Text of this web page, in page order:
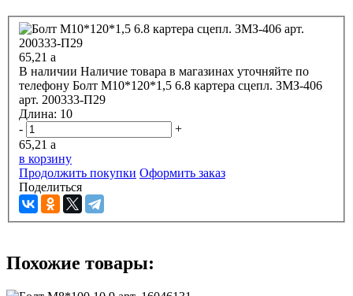
65,21 a
В наличии Наличие товара в магазинах уточняйте по
телефону Болт М10*120*1,5 6.8 картера сцепл. ЗМЗ-406
арт. 200333-П29
Длина: 10
-
+
65,21 a
в корзину
Продолжить покупки Оформить заказ
Поделиться
Похожие товары: